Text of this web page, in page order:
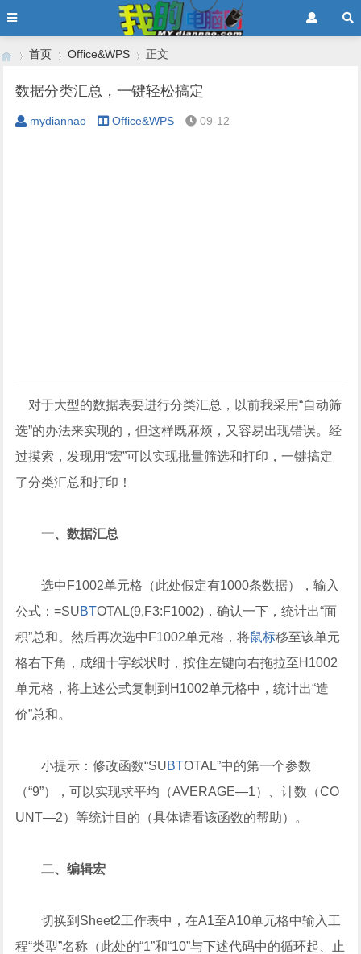
›
首页
›
Office&WPS
›
正文
数据分类汇总，一键轻松搞定
mydiannao Office&WPS 09-12
对于大型的数据表要进行分类汇总，以前我采用“自动筛
选”的办法来实现的，但这样既麻烦，又容易出现错误。经
过摸索，发现用“宏”可以实现批量筛选和打印，一键搞定
了分类汇总和打印！
一、数据汇总
选中F1002单元格（此处假定有1000条数据），输入
公式：=SUBTOTAL(9,F3:F1002)，确认一下，统计出“面
积”总和。然后再次选中F1002单元格，将鼠标移至该单元
格右下角，成细十字线状时，按住左键向右拖拉至H1002
单元格，将上述公式复制到H1002单元格中，统计出“造
价”总和。
小提示：修改函数“SUBTOTAL”中的第一个参数
（“9”），可以实现求平均（AVERAGE—1）、计数（CO
UNT—2）等统计目的（具体请看该函数的帮助）。
二、编辑宏
切换到Sheet2工作表中，在A1至A10单元格中输入工
程“类型”名称（此处的“1”和“10”与下述代码中的循环起、止